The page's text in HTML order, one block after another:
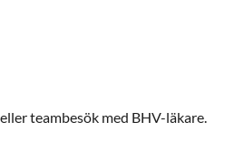
teambesök med BHV-läkare.